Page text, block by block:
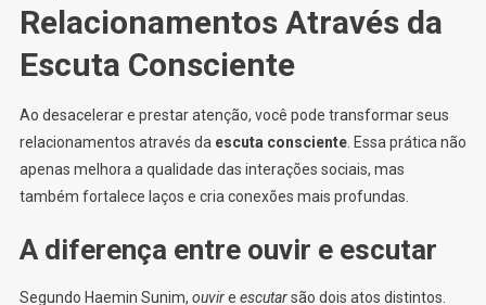
Relacionamentos Através da
Escuta Consciente
Ao desacelerar e prestar atenção, você pode transformar seus
relacionamentos através da escuta consciente. Essa prática não
apenas melhora a qualidade das interações sociais, mas
também fortalece laços e cria conexões mais profundas.
A diferença entre ouvir e escutar
Segundo Haemin Sunim, ouvire escutarsão dois atos distintos.